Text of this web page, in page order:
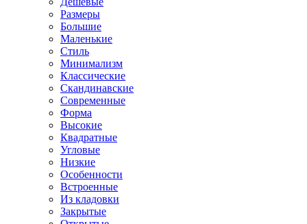
Размеры
Большие
Маленькие
Стиль
Минимализм
Классические
Скандинавские
Современные
Форма
Высокие
Квадратные
Угловые
Низкие
Особенности
Встроенные
Из кладовки
Закрытые